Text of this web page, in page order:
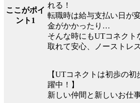
ここがポイ
ント1
れる！
転職時は給与支払い日が
金がかかったり…
そんな時にもUTコネクト
取れて安心、ノーストレ
【UTコネクトは初歩の
躍中！】
新しい仲間と新しいお仕